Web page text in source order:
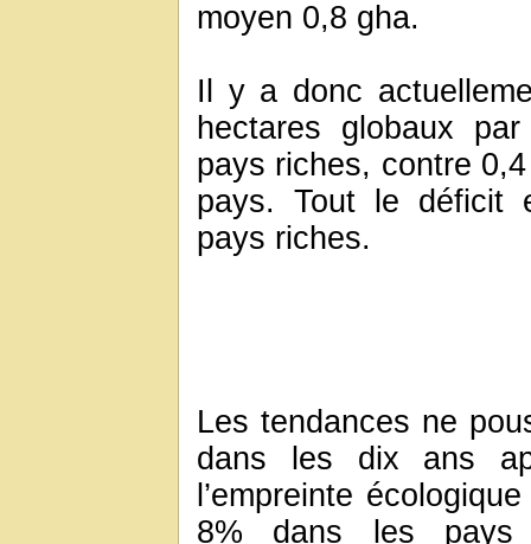
moyen 0,8 gha.
Il y a donc
hectares globaux
pays riches, contre
pays. Tout le déficit
pays riches.
Les tendances ne
dans les dix ans
l’empreinte
8% dans les pays